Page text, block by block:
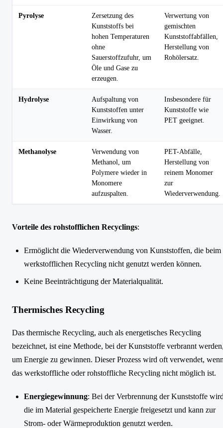
Pyrolyse
Zersetzung des
Kunststoffs bei
hohen Temperaturen
ohne
Sauerstoffzufuhr, um
Öle und Gase zu
erzeugen.
Verwertung von
gemischten
Kunststoffabfällen,
Herstellung von
Rohölersatz.
Hydrolyse
Aufspaltung von
Kunststoffen unter
Einwirkung von
Wasser.
Insbesondere für
Kunststoffe wie
PET geeignet.
Methanolyse
Verwendung von
Methanol, um
Polymere wieder in
Monomere
aufzuspalten.
PET-Abfälle,
Herstellung von
reinem Monomer
zur
Wiederverwendung.
Vorteile des rohstofflichen Recyclings:
Ermöglicht die Wiederverwendung von Kunststoffen, die beim
werkstofflichen Recycling nicht genutzt werden können.
Keine Beeinträchtigung der Materialqualität.
Thermisches Recycling
Das thermische Recycling, auch als energetisches Recycling
bezeichnet, ist eine Methode, bei der Kunststoffe verbrannt
um Energie zu gewinnen. Dieser Prozess wird oft verwendet,
das werkstoffliche oder rohstoffliche Recycling nicht möglich ist.
Energiegewinnung: Bei der Verbrennung der Kunststoffe
die im Material gespeicherte Energie freigesetzt und kann zur
Strom- oder Wärmeproduktion genutzt werden.